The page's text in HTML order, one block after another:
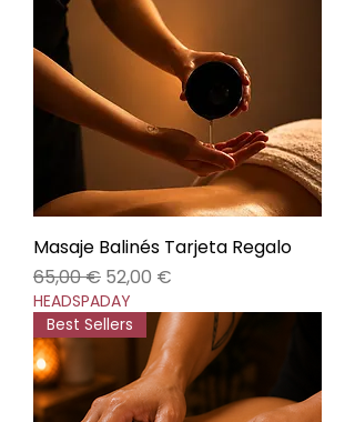
Masaje Balinés Tarjeta Regalo
Precio
65,00 € Precio de oferta
52,00 €
HEADSPADAY
Best Sellers